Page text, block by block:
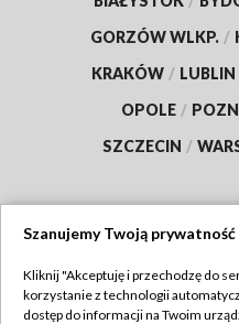
GORZÓW WLKP. /
KRAKÓW / LUBLIN
OPOLE /
SZCZECIN /
Szanujemy Twoją prywatność
Kliknij "Akceptuję i przechodzę do
korzystanie z technologii
dostęp do informacji na Twoim